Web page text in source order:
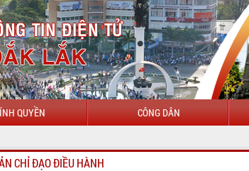
QUYỀN CÔNG DÂN
CHỈ ĐẠO ĐIỀU HÀNH